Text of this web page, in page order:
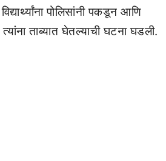
पोलिसांनी पकडून आणि
त्यांना ताब्यात घेतल्याची घटना घडली.